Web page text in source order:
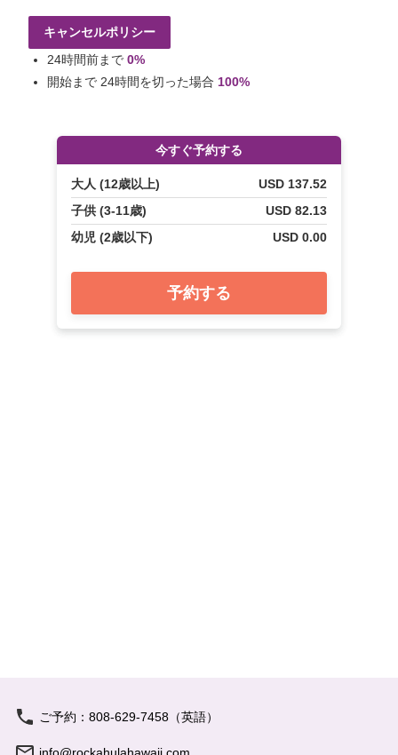
キャンセルポリシー
24時間前まで 0%
開始まで 24時間を切った場合 100%
今すぐ予約する
大人 (12歳以上)
USD 137.52
子供 (3-11歳)
USD 82.13
幼児 (2歳以下)
USD 0.00
予約する
ご予約：808-629-7458（英語）
info@rockahulahawaii.com